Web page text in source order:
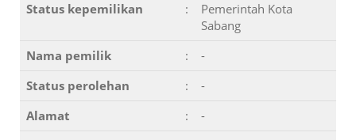
Status kepemilikan
:
Pemerintah Kota
Sabang
Nama pemilik
:
-
Status perolehan
:
-
Alamat
:
-